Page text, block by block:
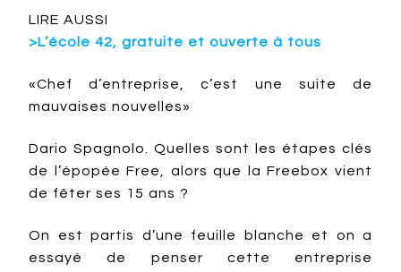
LIRE AUSSI
>L’école 42, gratuite et ouverte à tous
«Chef d’entreprise, c’est une suite de
mauvaises nouvelles»
Dario Spagnolo. Quelles sont les étapes clés
de l’épopée Free, alors que la Freebox vient
de fêter ses 15 ans ?
On est partis d’une feuille blanche et on a
essayé de penser cette entreprise